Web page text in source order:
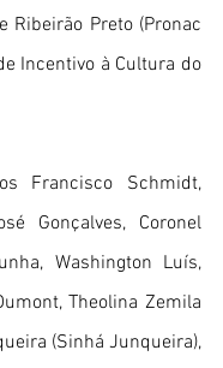
Ribeirão Preto (Pronac
Incentivo à Cultura do
Francisco Schmidt,
Gonçalves, Coronel
Washington Luís,
Theolina Zemila
(Sinhá Junqueira),